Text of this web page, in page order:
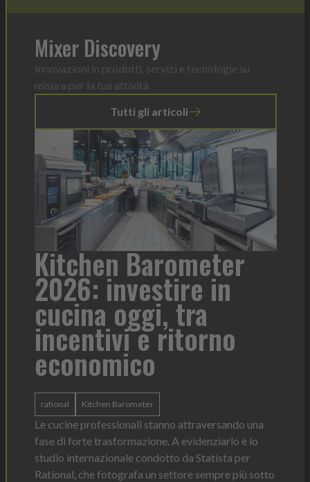
Mixer Discovery
Innovazioni in prodotti, servizi e tecnologie su
misura per la tua attività
Tutti gli articoli
Kitchen Barometer
2026: investire in
cucina oggi, tra
incentivi e ritorno
economico
rational Kitchen Barometer
Le cucine professionali stanno attraversando una
fase di forte trasformazione. A evidenziarlo è lo
studio internazionale condotto da Statista per
Rational, che fotografa un settore sempre più sotto